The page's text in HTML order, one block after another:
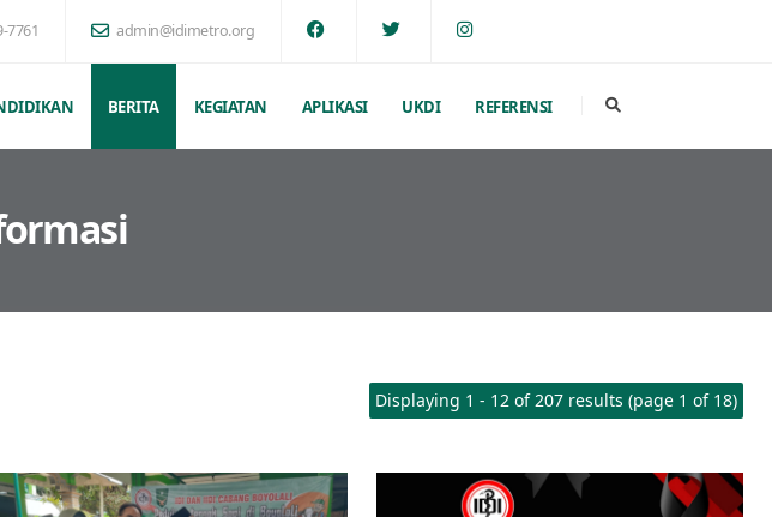
7761 admin@idimetro.org
BERITA KEGIATAN APLIKASI UKDI REFERENSI
Displaying 1 - 12 of 207 results (page 1 of 18)